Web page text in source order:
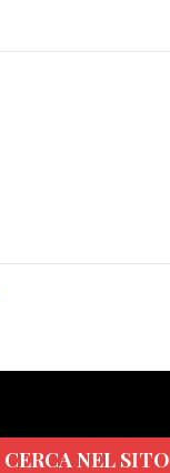
CERCA NEL SITO